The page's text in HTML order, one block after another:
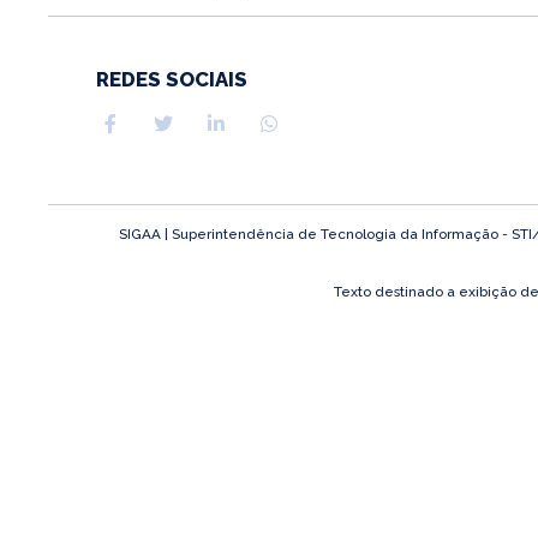
REDES SOCIAIS
SIGAA | Superintendência de Tecnologia da Informação -
Texto destinado a exibição